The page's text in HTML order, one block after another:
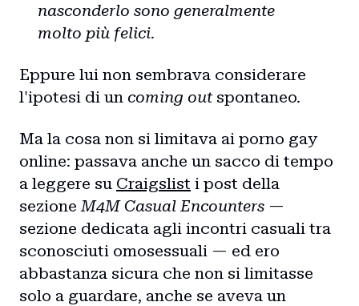
nasconderlo sono generalmente
molto più felici.
Eppure lui non sembrava considerare
l'ipotesi di un coming outspontaneo.
Ma la cosa non si limitava ai porno gay
online: passava anche un sacco di tempo
a leggere su Craigslist i post della
sezioneM4M Casual Encounters —
sezione dedicata agli incontri casuali tra
sconosciuti omosessuali — ed ero
abbastanza sicura che non si limitasse
solo a guardare, anche se aveva un